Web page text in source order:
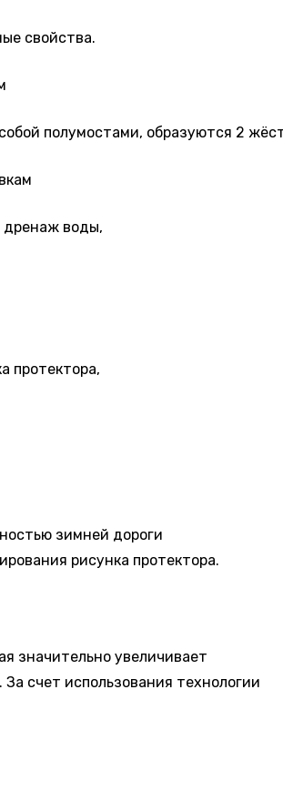
свойства.
полумостами, образуются 2
дренаж воды,
протектора,
зимней дороги
рисунка протектора.
значительно увеличивает
счет использования технологии